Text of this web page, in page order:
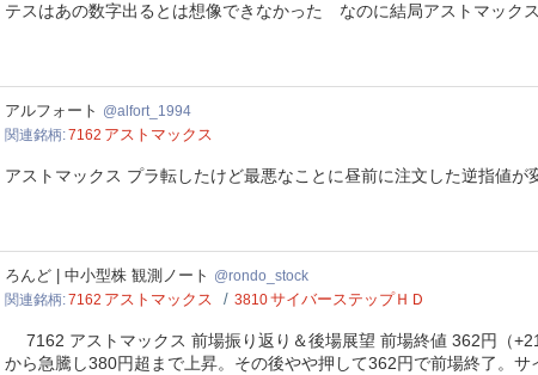
テスはあの数字出るとは想像できなかった なのに結局アストマック
alfort_1994
アルフォート alfort_1994
関連銘柄 7162 アストマックス
アストマックス プラ転したけど最悪なことに昼前に注文した逆指値
rondo_stock
ろんど | 中小型株 観測ノート rondo_stock
関連銘柄 7162 アストマックス 3810サイバーステップＨＤ
7162 アストマックス 前場振り返り＆後場展望 前場終値
から急騰し380円超まで上昇。その後やや押して362円で前場終了。